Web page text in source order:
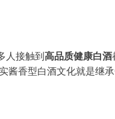
人接触到 高品质健康白酒
酱香型白酒文化就是继